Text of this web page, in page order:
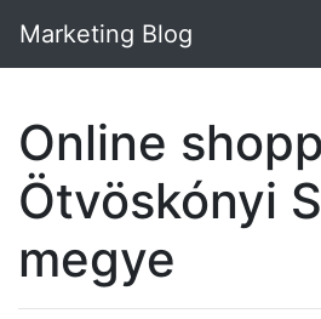
Marketing Blog
Online
Ötvöskónyi
megye